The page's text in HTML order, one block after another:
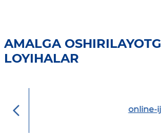
AMALGA
LOYIHALAR
online-